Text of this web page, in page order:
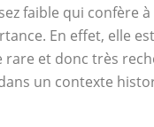
faible qui confère
En effet, elle
rare et donc très
un contexte